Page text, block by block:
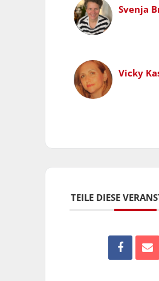
Svenja
Vicky
TEILE DIESE